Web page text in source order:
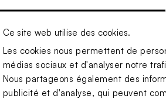
Ce site web utilise des cookies.
Les cookies nous permettent de
médias sociaux et d'analyser notre
Nous partageons également des
publicité et d'analyse, qui peuvent